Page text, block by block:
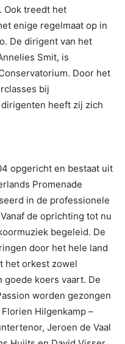
Ook treedt het
enige regelmaat op in
De dirigent van het
Smit, is
Door het
bij
heeft zij zich
opgericht en bestaat uit
Promenade
in de professionele
de oprichting tot nu
begeleid. De
door het hele land
het orkest zowel
koers vaart. De
worden gezongen
Hilgenkamp –
Jeroen de Vaal